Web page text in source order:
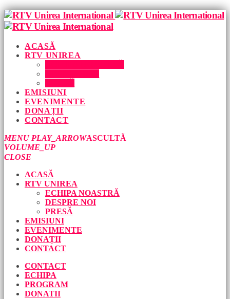
ACASĂ
RTV UNIREA
EMISIUNI
EVENIMENTE
DONAȚII
CONTACT
MENU PLAY_ARROWASCULTĂ
VOLUME_UP
CLOSE
ACASĂ
RTV UNIREA
ECHIPA NOASTRĂ
DESPRE NOI
PRESĂ
EMISIUNI
EVENIMENTE
DONAȚII
CONTACT
CONTACT
ECHIPA
PROGRAM
DONATII